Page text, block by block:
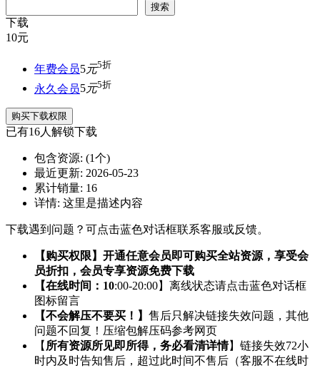
搜索
下载
10元
年费会员5元5折
永久会员5元5折
购买下载权限
已有16人解锁下载
包含资源: (1个)
最近更新: 2026-05-23
累计销量: 16
详情: 这里是描述内容
下载遇到问题？可点击蓝色对话框联系客服或反馈。
【购买权限】开通任意会员即可购买全站资源，享受会
员折扣，会员专享资源免费下载
【在线时间：10:00-20:00】离线状态请点击蓝色对话框
图标留言
【不会解压不要买！】 售后只解决链接失效问题，其他
问题不回复！压缩包解压码参考网页
【 所有资源所见即所得，务必看清详情】链接失效72小
时内及时告知售后，超过此时间不售后（客服不在线时